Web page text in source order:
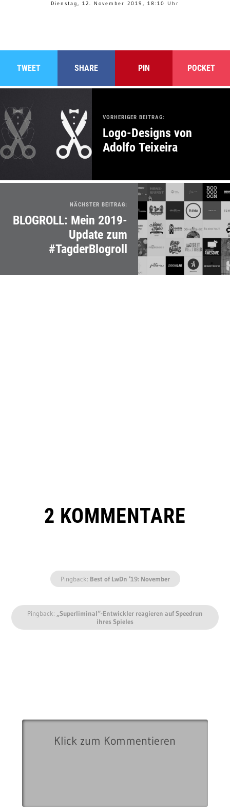
Dienstag, 12. November 2019, 18:10 Uhr
TWEET SHARE PIN POCKET
VORHERIGER BEITRAG:
Logo-Designs von
Adolfo Teixeira
NÄCHSTER BEITRAG:
BLOGROLL: Mein 2019-
Update zum
#TagderBlogroll
2 KOMMENTARE
Pingback: Best of LwDn ’19: November
Pingback: „Superliminal“-Entwickler reagieren auf Speedrun
ihres Spieles